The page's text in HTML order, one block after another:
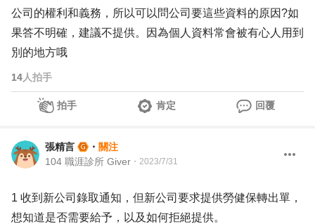
公司的權利和義務，所以可以問公司要這些資料的原因?如
果答不明確，建議不提供。因為個人資料常會被有心人用到
別的地方哦
14人拍手
拍手 肯定 回覆
張精言 ・ 關注
104 職涯診所 Giver ・ 2023/7/31
1 收到新公司錄取通知，但新公司要求提供勞健保轉出單，
想知道是否需要給予，以及如何拒絕提供。